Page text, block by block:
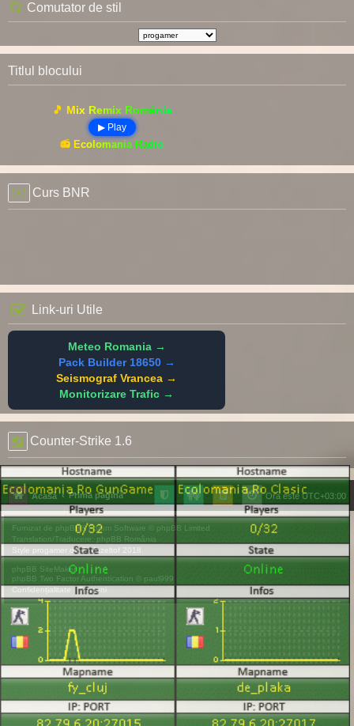
Comutator de stil
Titlul blocului
🎵 Mix Remix România
▶ Play
📻 Ecolomania Radio
Curs BNR
Link-uri Utile
Meteo Romania →
Pack Builder 18650 →
Seismograf Vrancea →
Monitorizare Trafic →
Counter-Strike 1.6
Acasă Prima pagină Ora este UTC+03:00
Furnizat de phpBB® Forum Software © phpBB Limited
Translation/Traducere: phpBB România
Style progamer de ©Mazeltof 2018
phpBB SiteMaker
phpBB Two Factor Authentication © paul999
Confidențialitate |Termeni